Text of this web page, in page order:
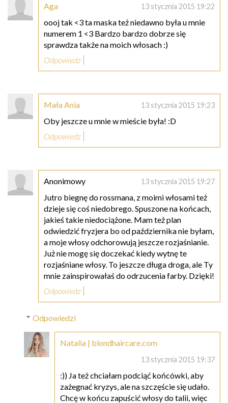
Aga 13 stycznia 2015 19:22
oooj tak <3 ta maska też niedawno była u mnie
numerem 1 <3 Bardzo bardzo dobrze się
sprawdza także na moich włosach :)
Odpowiedz
Mała Ania 13 stycznia 2015 19:23
Oby jeszcze u mnie w mieście była! :D
Odpowiedz
Anonimowy 13 stycznia 2015 19:27
Jutro biegnę do rossmana, z moimi włosami też
dzieje się coś niedobrego. Spuszone na końcach,
jakieś takie niedociążone. Mam też plan
odwiedzić fryzjera bo od października nie byłam,
a moje włosy odchorowują jeszcze rozjaśnianie.
Już nie mogę się doczekać kiedy wytnę te
rozjaśniane włosy. To jeszcze długa droga, ale Ty
mnie zainspirowałaś do odrzucenia farby. Dzięki!
Odpowiedz
Odpowiedzi
Natalia | blondhaircare.com
13 stycznia 2015 19:37
:)) Ja też chciałam podciąć końcówki, aby
zażegnać kryzys, ale na szczęście się udało.
Chcę w końcu zapuścić włosy do talii, więc